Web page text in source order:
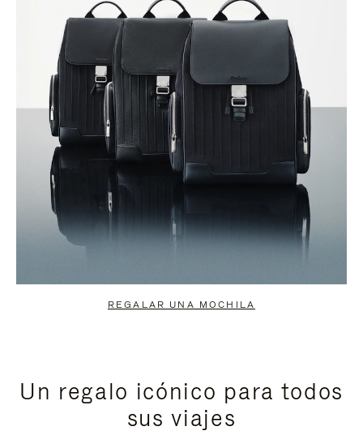
REGALAR UNA MOCHILA
Un regalo icónico para todos
sus viajes